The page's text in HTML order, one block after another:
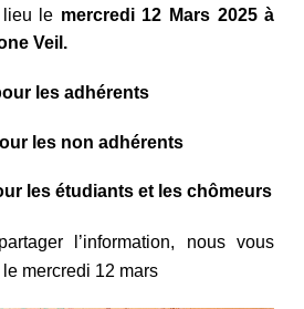
lieu le mercredi 12 Mars 2025 à
Veil.
les adhérents
non adhérents
et les chômeurs
l’information, nous vous
mercredi 12 mars